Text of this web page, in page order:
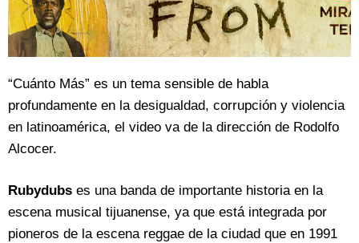
“Cuánto Más” es un tema sensible de habla
profundamente en la desigualdad, corrupción y violencia
en latinoamérica, el video va de la dirección de Rodolfo
Alcocer.
Rubydubs es una banda de importante historia en la
escena musical tijuanense, ya que está integrada por
pioneros de la escena reggae de la ciudad que en 1991